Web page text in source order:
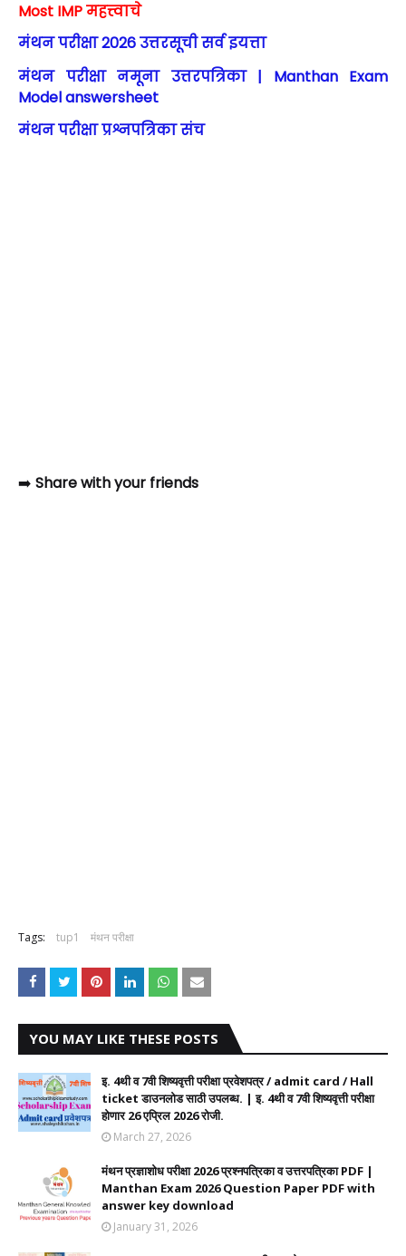
Most IMP महत्त्वाचे
मंथन परीक्षा 2026 उत्तरसूची सर्व इयत्ता
मंथन परीक्षा नमूना उत्तरपत्रिका | Manthan Exam
Model answersheet
मंथन परीक्षा प्रश्नपत्रिका संच
➡️ Share with your friends
Tags: tup1 मंथन परीक्षा
YOU MAY LIKE THESE POSTS
इ. 4थी व 7वी शिष्यवृत्ती परीक्षा प्रवेशपत्र / admit card / Hall
ticket डाउनलोड साठी उपलब्ध. | इ. 4थी व 7वी शिष्यवृत्ती परीक्षा
होणार 26 एप्रिल 2026 रोजी.
March 27, 2026
मंथन प्रज्ञाशोध परीक्षा 2026 प्रश्नपत्रिका व उत्तरपत्रिका PDF |
Manthan Exam 2026 Question Paper PDF with
answer key download
January 31, 2026